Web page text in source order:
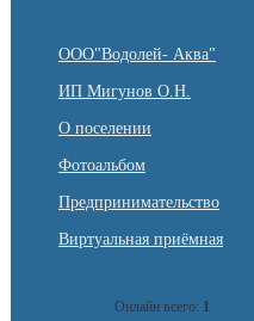
ООО"Водолей- Аква"
ИП Мигунов О.Н.
О поселении
Фотоальбом
Предпринимательство
Виртуальная приёмная
Онлайн всего: 1